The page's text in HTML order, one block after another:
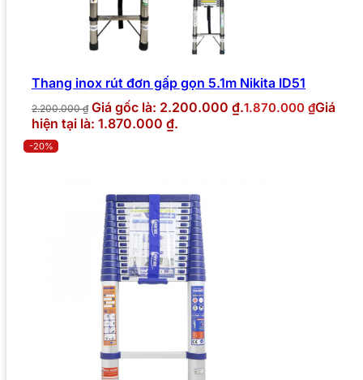
Thang inox rút đơn gấp gọn 5.1m Nikita ID51
2.200.000₫ Giá gốc là: 2.200.000 ₫.1.870.000 ₫Giá
hiện tại là: 1.870.000 ₫.
-20%